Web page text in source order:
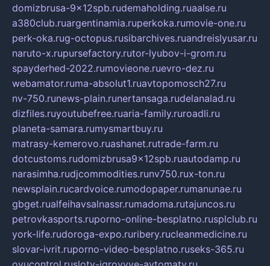
domizbrusa-9x12spb.rudemaholding.ruaalse.ru
a380club.ruargentinamia.ruperkoka.rumovie-one.ru
perk-oka.rug-octopus.rusibarchives.ruandreislyusar.ru
naruto-x.rupursefactory.rutor-lyubov-i-grom.ru
spayderhed-2022.rumovieone.ruevro-dez.ru
webamator.ruma-absolut1.ruavtopomosch27.ru
nv-750.runews-plain.runertansaga.rudelanalad.ru
dizfiles.ruyoutubefree.ruaria-family.ruroadli.ru
planeta-samara.rumysmartbuy.ru
matrasy-kemerovo.ruashanet.rutrade-farm.ru
dotcustoms.rudomizbrusa9x12spb.ruautodamp.ru
narasimha.rudjcommodities.runv750.rux-ton.ru
newsplain.rucardvoice.rumodopaper.rumanunae.ru
gbget.rualfeihavsalnassr.rumadoma.rutajuncos.ru
petrovkasports.ruporno-online-besplatno.rusplclub.ru
york-life.rudoroga-expo.ruribery.rucleanmedicine.ru
slovar-ivrit.ruporno-video-besplatno.ruseks-365.ru